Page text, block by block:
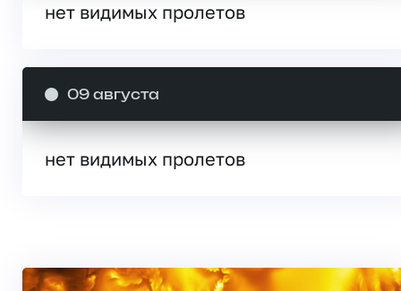
нет видимых пролетов
09 августа
нет видимых пролетов